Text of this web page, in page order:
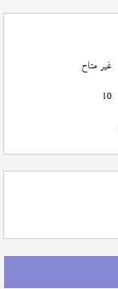
غير متاح
10